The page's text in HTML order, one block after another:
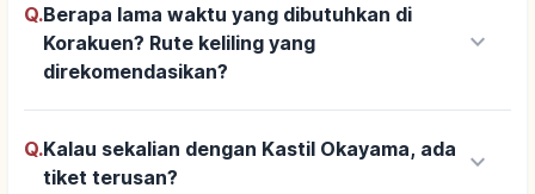
Q.Berapa lama waktu yang dibutuhkan di
Korakuen? Rute keliling yang
direkomendasikan?
keyboard_arrow_down
Q.Kalau sekalian dengan Kastil Okayama, ada
tiket terusan?
keyboard_arrow_down